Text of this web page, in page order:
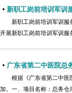
• 新职工岗前培训军训
新职工岗前培训军训
开展新职工岗前培训军训
• 广东省第二中医院总
根据《广东省第二中
加。一、项目名称：总务